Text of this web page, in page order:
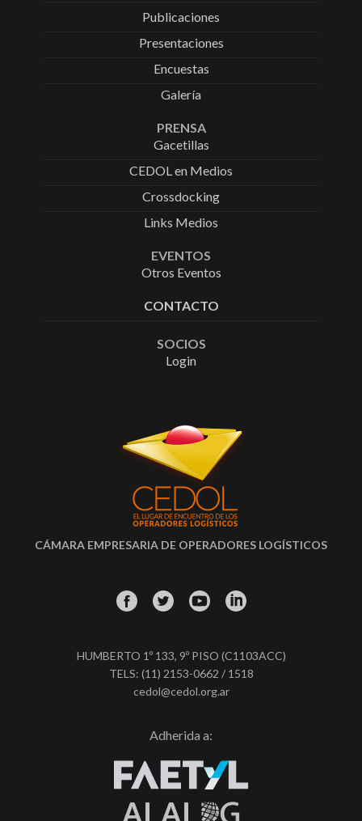
Publicaciones
Presentaciones
Encuestas
Galería
PRENSA
Gacetillas
CEDOL en Medios
Crossdocking
Links Medios
EVENTOS
Otros Eventos
CONTACTO
SOCIOS
Login
CÁMARA EMPRESARIA DE OPERADORES LOGÍSTICOS
HUMBERTO 1º 133, 9º PISO (C1103ACC)
TELS: (11) 2153-0662 / 1518
cedol@cedol.org.ar
Adherida a: